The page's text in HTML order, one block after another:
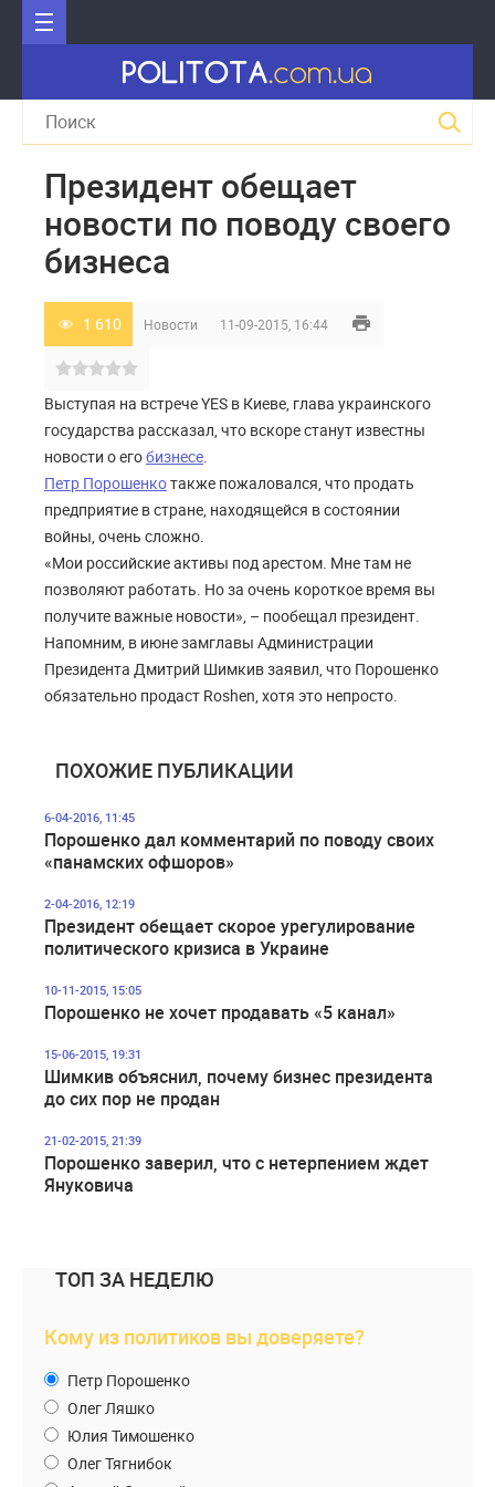
Президент обещает
новости по поводу своего
бизнеса
1 610 Новости 11-09-2015, 16:44
Выступая на встрече YES в Киеве, глава украинского
государства рассказал, что вскоре станут известны
новости о егобизнесе.
Петр Порошенкотакже пожаловался, что продать
предприятие в стране, находящейся в состоянии
войны, очень сложно.
«Мои российские активы под арестом. Мне там не
позволяют работать. Но за очень короткое время вы
получите важные новости», – пообещал президент.
Напомним, в июне замглавы Администрации
Президента Дмитрий Шимкив заявил, что Порошенко
обязательно продаст Roshen, хотя это непросто.
ПОХОЖИЕ ПУБЛИКАЦИИ
6-04-2016, 11:45
Порошенко дал комментарий по поводу своих
«панамских офшоров»
2-04-2016, 12:19
Президент обещает скорое урегулирование
политического кризиса в Украине
10-11-2015, 15:05
Порошенко не хочет продавать «5 канал»
15-06-2015, 19:31
Шимкив объяснил, почему бизнес президента
до сих пор не продан
21-02-2015, 21:39
Порошенко заверил, что с нетерпением ждет
Януковича
ТОП ЗА НЕДЕЛЮ
Кому из политиков вы доверяете?
Петр Порошенко
Олег Ляшко
Юлия Тимошенко
Олег Тягнибок